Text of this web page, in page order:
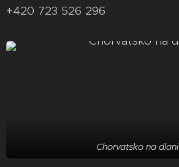
+420 723 526 296
Chorvatsko na dlani